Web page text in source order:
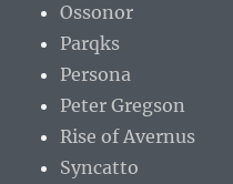
Ossonor
Parqks
Persona
Peter Gregson
Rise of Avernus
Syncatto